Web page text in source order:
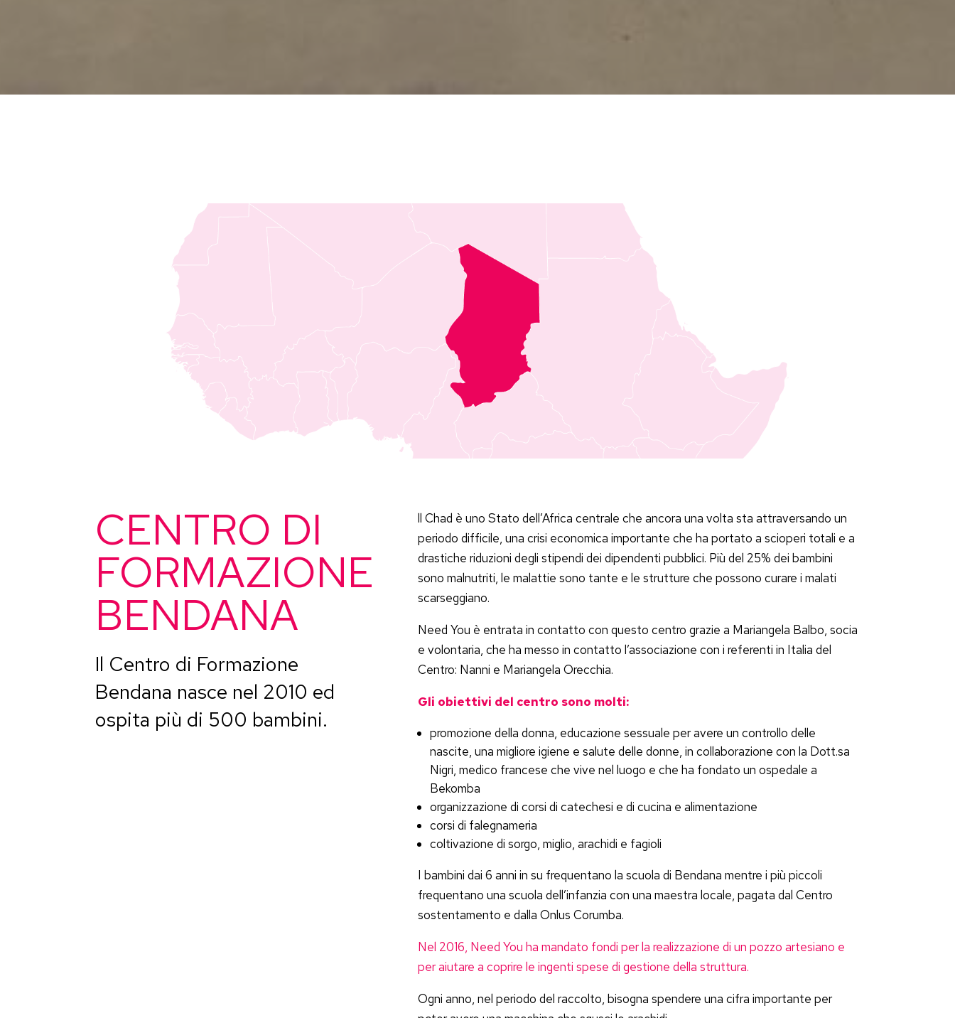
CENTRO DI
FORMAZIONE
BENDANA
Il Centro di Formazione
Bendana nasce nel 2010 ed
ospita più di 500 bambini.
ll Chad è uno Stato dell’Africa centrale che ancora una volta sta attraversando un
periodo difficile, una crisi economica importante che ha portato a scioperi totali e a
drastiche riduzioni degli stipendi dei dipendenti pubblici. Più del 25% dei bambini
sono malnutriti, le malattie sono tante e le strutture che possono curare i malati
scarseggiano.
Need You è entrata in contatto con questo centro grazie a Mariangela Balbo, socia
e volontaria, che ha messo in contatto l’associazione con i referenti in Italia del
Centro: Nanni e Mariangela Orecchia.
Gli obiettivi del centro sono molti:
promozione della donna, educazione sessuale per avere un controllo delle
nascite, una migliore igiene e salute delle donne, in collaborazione con la Dott.sa
Nigri, medico francese che vive nel luogo e che ha fondato un ospedale a
Bekomba
organizzazione di corsi di catechesi e di cucina e alimentazione
corsi di falegnameria
coltivazione di sorgo, miglio, arachidi e fagioli
I bambini dai 6 anni in su frequentano la scuola di Bendana mentre i più piccoli
frequentano una scuola dell’infanzia con una maestra locale, pagata dal Centro
sostentamento e dalla Onlus Corumba.
Nel 2016, Need You ha mandato fondi per la realizzazione di un pozzo artesiano e
per aiutare a coprire le ingenti spese di gestione della struttura.
Ogni anno, nel periodo del raccolto, bisogna spendere una cifra importante per